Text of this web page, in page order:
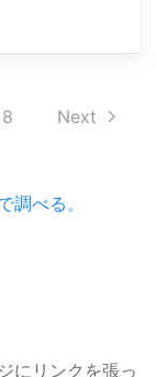
8 Next
調べる。
にリンクを張っ